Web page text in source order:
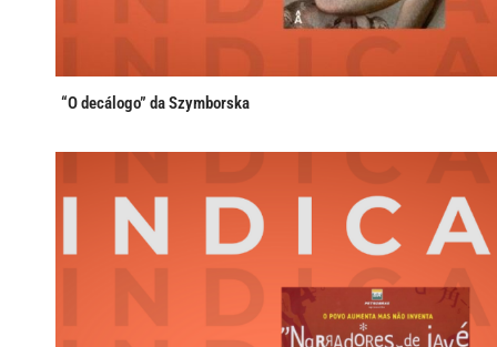
“O decálogo” da Szymborska